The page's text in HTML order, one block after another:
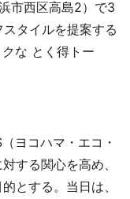
市西区高島2）で3
タイルを提案する
な とく得トー
ヨコハマ・エコ・
する関心を高め、
とする。当日は、